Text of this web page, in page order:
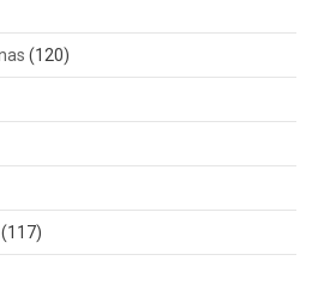
(120)
(117)